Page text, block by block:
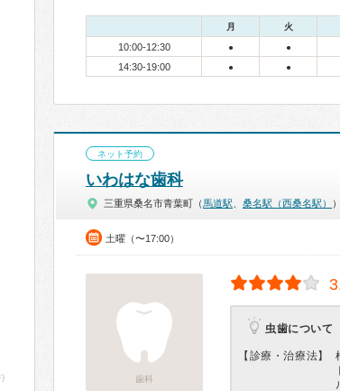
月 火
10:00-12:30 ● ●
14:30-19:00
● ●
ネット予約
いわはな歯科
三重県桑名市青葉町（ 馬道駅 桑名駅（西桑名駅） ）
土曜（〜17:00）
歯科
虫歯について
【診療・治療法】
)